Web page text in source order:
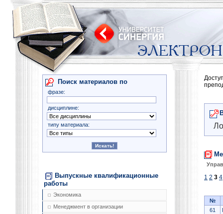
Поиск материалов по
фразе:
дисциплине:
типу материала:
Выпускные квалификационные
работы
Экономика
Менеджмент в организации
1 2 3 4
№
61